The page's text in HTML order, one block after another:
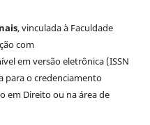
, vinculada à Faculdade
com
em versão eletrônica (ISSN
para o credenciamento
em Direito ou na área de